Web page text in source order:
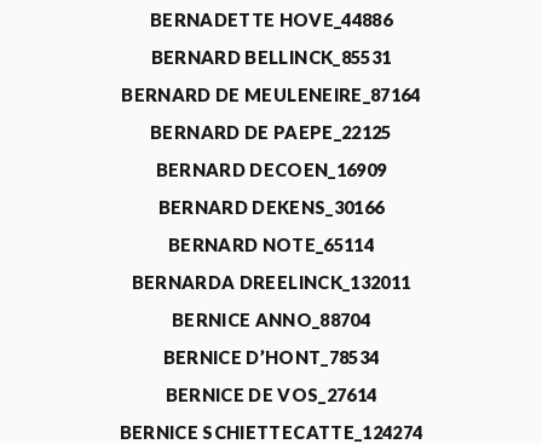
BERNADETTE HOVE_44886
BERNARD BELLINCK_85531
BERNARD DE MEULENEIRE_87164
BERNARD DE PAEPE_22125
BERNARD DECOEN_16909
BERNARD DEKENS_30166
BERNARD NOTE_65114
BERNARDA DREELINCK_132011
BERNICE ANNO_88704
BERNICE D’HONT_78534
BERNICE DE VOS_27614
BERNICE SCHIETTECATTE_124274